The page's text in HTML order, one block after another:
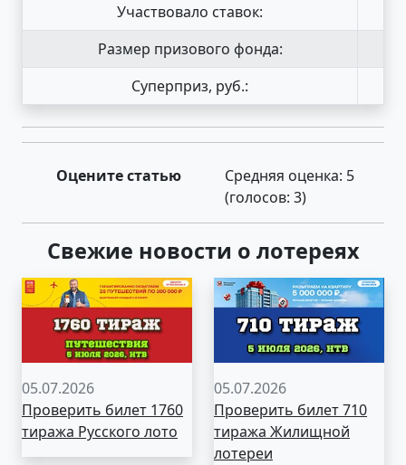
Участвовало ставок:
Размер призового фонда:
Суперприз, руб.:
Оцените статью Средняя оценка: 5
(голосов: 3)
Свежие новости о лотереях
05.07.2026
Проверить билет 1760
тиража Русского лото
05.07.2026
Проверить билет 710
тиража Жилищной
лотереи